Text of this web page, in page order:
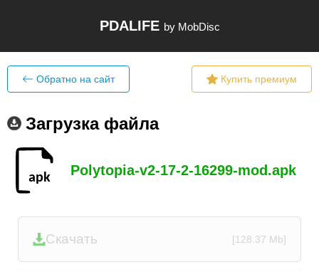
PDALIFE by MobDisc
Обратно на сайт Купить премиум
Загрузка файла
Polytopia-v2-17-2-16299-mod.apk
Скачать [128.37 Mb]